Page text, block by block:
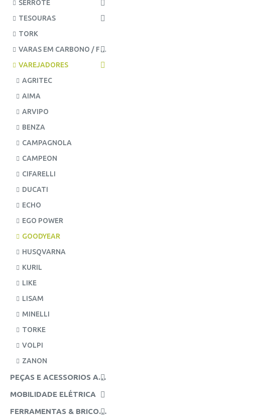
SERROTE
TESOURAS
TORK
VARAS EM CARBONO / FIBRA
VAREJADORES
AGRITEC
AIMA
ARVIPO
BENZA
CAMPAGNOLA
CAMPEON
CIFARELLI
DUCATI
ECHO
EGO POWER
GOODYEAR
HUSQVARNA
KURIL
LIKE
LISAM
MINELLI
TORKE
VOLPI
ZANON
PEÇAS E ACESSORIOS AGRICOLAS
MOBILIDADE ELÉTRICA
FERRAMENTAS & BRICOLAGE